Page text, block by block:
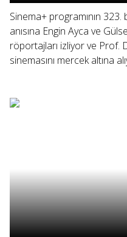
Sinema+ programının
anısına Engin Ayca ve
röportajları izliyor ve Prof.
sinemasını mercek altına